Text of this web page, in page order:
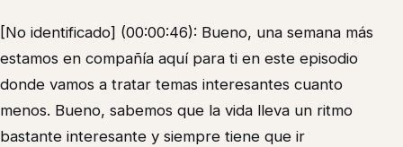
[No identificado] (00:00:46): Bueno, una semana más
estamos en compañía aquí para ti en este episodio
donde vamos a tratar temas interesantes cuanto
menos. Bueno, sabemos que la vida lleva un ritmo
bastante interesante y siempre tiene que ir